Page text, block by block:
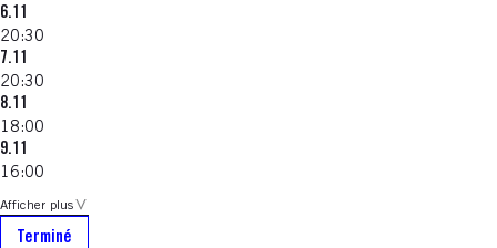
6.11
20:30
7.11
20:30
8.11
18:00
9.11
16:00
Afficher plus
Terminé